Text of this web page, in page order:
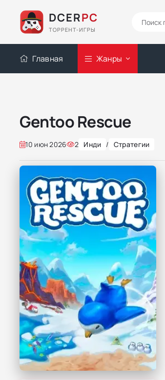
DCERPC
ТОРРЕНТ-ИГРЫ
Главная Жанры
Gentoo Rescue
10 июн 2026 2 Инди / Стратегии